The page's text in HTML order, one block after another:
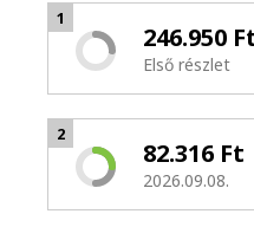
1
246.950
Első részlet
2
82.316 Ft
2026.09.08.